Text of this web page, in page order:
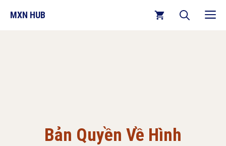
Chuyển
MXN HUB
Bản Quyền Về Hình